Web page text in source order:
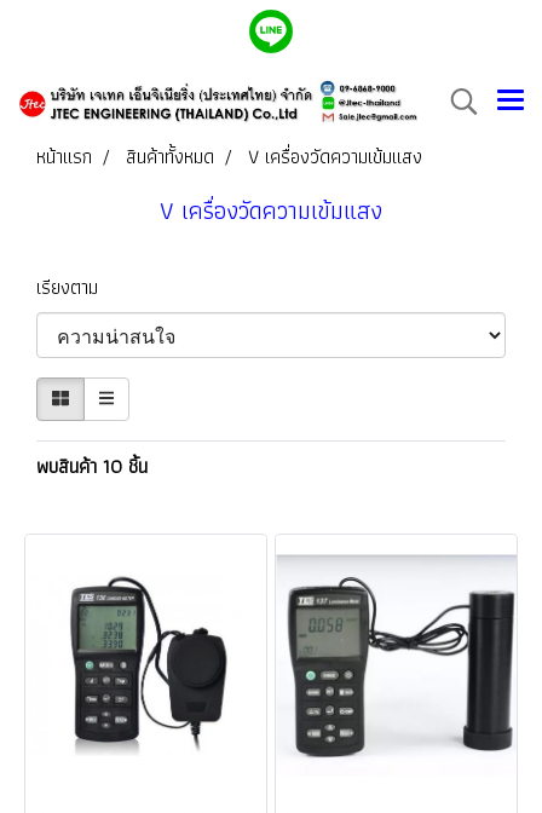
หน้าแรก สินค้าทั้งหมด V เครื่องวัดความเข้มแสง
V เครื่องวัดความเข้มแสง
เรียงตาม
พบสินค้า 10 ชิ้น